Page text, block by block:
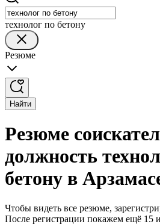
технолог по бетону
Резюме
Найти
Резюме
должность
бетону в
Чтобы видеть все резюме,
После регистрации покажем ещё 15